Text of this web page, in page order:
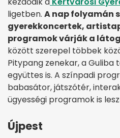
ligetben. A nap folyamán
gyerekkoncertek,
programok várják a
között szerepel többek
Pitypang zenekar, a Guliba
együttes is. A színpadi
babasátor, játszótér,
ügyességi programok is
Újpest